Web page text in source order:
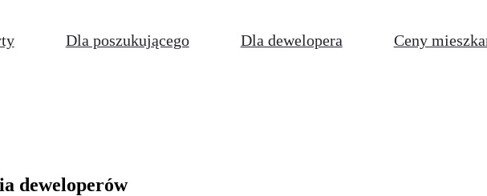
Dla poszukującego Dla dewelopera Ceny
deweloperów